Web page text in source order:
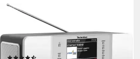
TECHNISAT
DIGITRADIO 574 IR Radio
10 W Leistung
externes Netzteil
Stromversorgung